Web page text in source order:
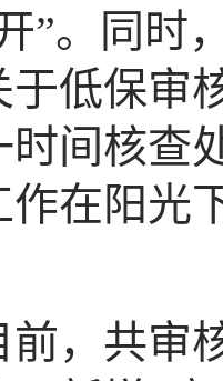
”。同时
于低保审
时间核查
作在阳光
前，共审